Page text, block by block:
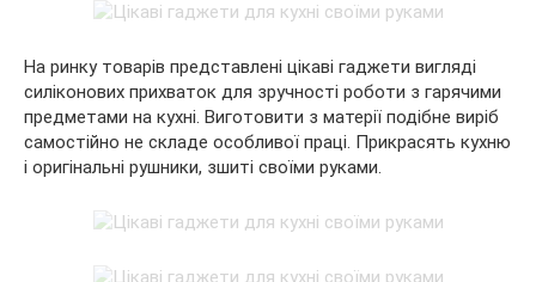
На ринку товарів представлені цікаві гаджети вигляді
силіконових прихваток для зручності роботи з гарячими
предметами на кухні. Виготовити з матерії подібне виріб
самостійно не складе особливої праці. Прикрасять кухню
і оригінальні рушники, зшиті своїми руками.